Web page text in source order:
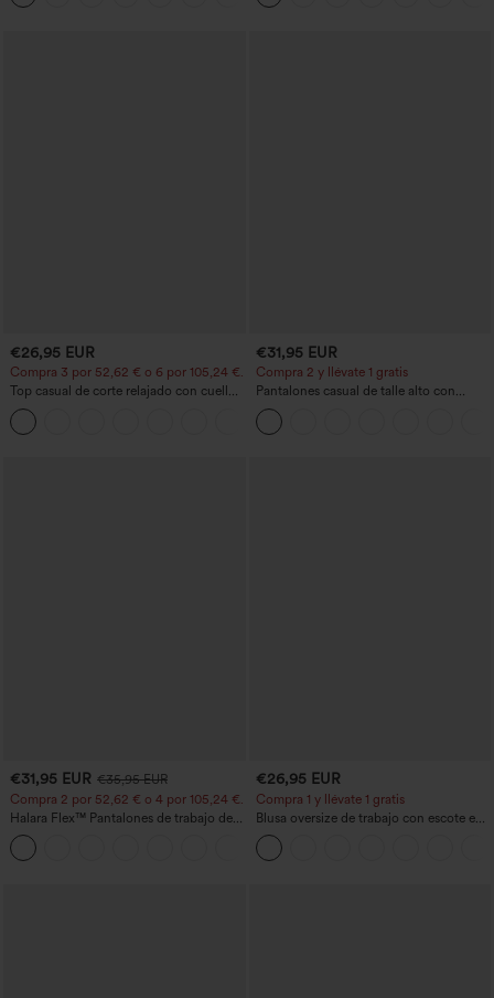
€26,95 EUR
Compra 3 por 52,62 € o 6 por 105,24 €.
Top casual de corte relajado con cuello
redondo y mangas murciélago.
€31,95 EUR
Compra 2 y llévate 1 gratis
Pantalones casual de talle alto con
cordón, pernera ancha, en mezcla de
lino y con bolsillos
€31,95 EUR €35,95 EUR
Compra 2 por 52,62 € o 4 por 105,24 €.
Halara Flex™ Pantalones de trabajo de
talle alto, moldeadores del cuerpo, que
estilizan la cintura, con bolsillos, de
pierna ancha en micro‑waffle
€26,95 EUR
Compra 1 y llévate 1 gratis
Blusa oversize de trabajo con escote en
V y manga corta, resistente a las arrugas